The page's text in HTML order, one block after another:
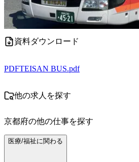
資料ダウンロード
PDFTEISAN BUS.pdf
他の求人を探す
京都府の他の仕事を探す
医療/福祉に関わる